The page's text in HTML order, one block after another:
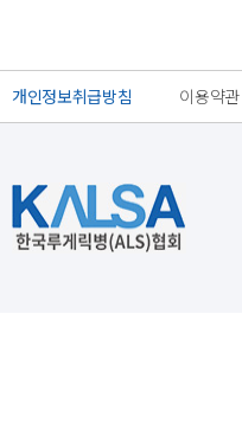
개인정보취급방침 이용약관